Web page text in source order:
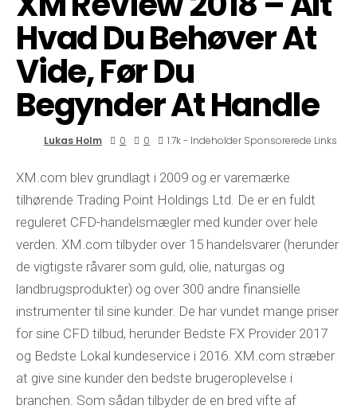
Hvad Du Behøver At
Vide, Før Du
Begynder At Handle
Lukas Holm 0 0 1.7k - Indeholder Sponsorerede Links
XM.com blev grundlagt i 2009 og er varemærke
tilhørende Trading Point Holdings Ltd. De er en fuldt
reguleret CFD-handelsmægler med kunder over hele
verden. XM.com tilbyder over 15 handelsvarer (herunder
de vigtigste råvarer som guld, olie, naturgas og
landbrugsprodukter) og over 300 andre finansielle
instrumenter til sine kunder. De har vundet mange priser
for sine CFD tilbud, herunder Bedste FX Provider 2017
og Bedste Lokal kundeservice i 2016. XM.com stræber
at give sine kunder den bedste brugeroplevelse i
branchen. Som sådan tilbyder de en bred vifte af